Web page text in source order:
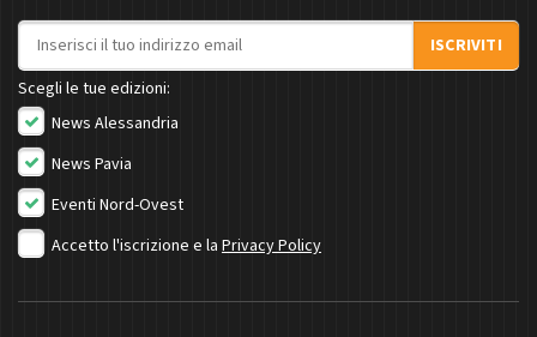
Indirizzo email
ISCRIVITI
Scegli le tue edizioni:
News Alessandria
News Pavia
Eventi Nord-Ovest
Accetto l'iscrizione e la Privacy Policy